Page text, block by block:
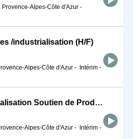
Alpes-Côte d'Azur -
/industrialisation (H/F)
Alpes-Côte d'Azur - Intérim -
Technicien industrialisation Soutien de Production (H/F)
Alpes-Côte d'Azur - Intérim -